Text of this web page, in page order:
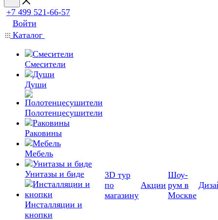
+7 499 521-66-57
Войти
Каталог
Смесители
Души
Полотенцесушители
Раковины
Мебель
Унитазы и биде
Инсталляции и
кнопки
3D тур
по
магазину
Акции
Шоу-
рум в
Москве